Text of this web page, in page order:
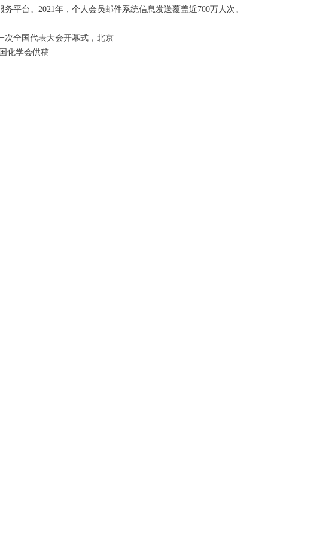
平台。2021年，个人会员邮件系统信息发送覆盖近700万人次。
次全国代表大会开幕式，北京
化学会供稿